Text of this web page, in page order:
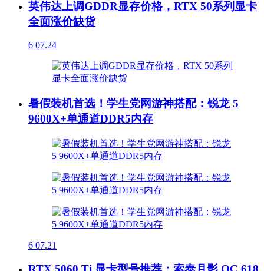
英伟达上调GDDR显存价格，RTX 50系列显卡
全面涨价缺货
6 07.24
暑假装机首选！学生党网游神搭配：锐龙 5
9600X+单通道DDR5内存
6 07.21